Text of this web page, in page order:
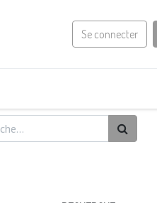
Se connecter